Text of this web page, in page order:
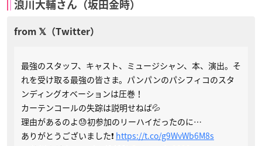
浪川大輔さん（坂田金時）
最強のスタッフ、キャスト、ミュージシャン、本、演出。そ
れを受け取る最強の皆さま。パンパンのパシフィコのスタ
ンディングオベーションは圧巻！
カーテンコールの失踪は説明せねば💦
理由があるのよ😓初参加のリーハイだったのに…
ありがとうございました❗️ https://t.co/g9WvWb6M8s